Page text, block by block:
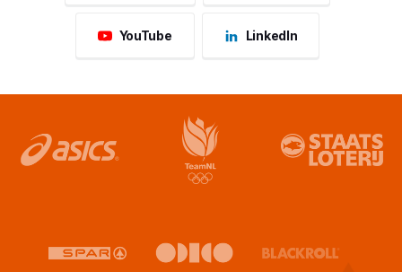
YouTube LinkedIn